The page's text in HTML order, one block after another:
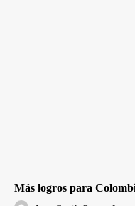
Más logros para